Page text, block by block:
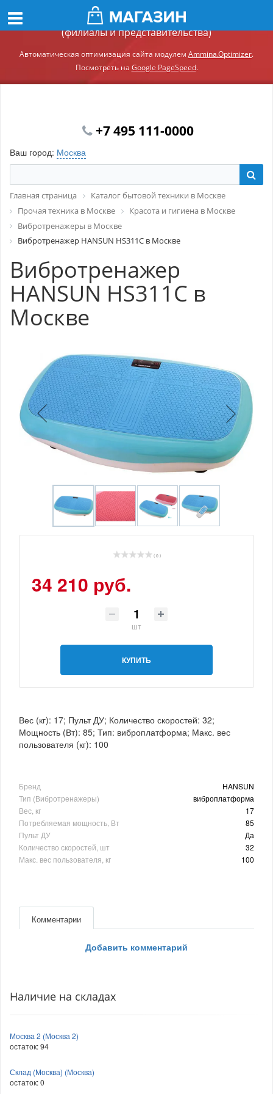
Демонстрационный сайт модуля Ammina.Регионы
(филиалы и представительства)
Автоматическая оптимизация сайта модулем Ammina.Optimizer.
Посмотреть на Google PageSpeed.
+7 495 111-0000
Ваш город: Москва
Главная страница
Каталог бытовой техники в Москве
Прочая техника в Москве
Красота и гигиена в Москве
Вибротренажеры в Москве
Вибротренажер HANSUN HS311C в Москве
Вибротренажер
HANSUN HS311C в
Москве
( 0 )
34 210 руб.
шт
КУПИТЬ
Вес (кг): 17; Пульт ДУ; Количество скоростей: 32;
Мощность (Вт): 85; Тип: виброплатформа; Макс. вес
пользователя (кг): 100
Бренд
HANSUN
Тип (Вибротренажеры)
виброплатформа
Вес, кг
17
Потребляемая мощность, Вт
85
Пульт ДУ
Да
Количество скоростей, шт
32
Макс. вес пользователя, кг
100
Комментарии
Добавить комментарий
Наличие на складах
Москва 2 (Москва 2)
остаток:94
Склад (Москва) (Москва)
остаток:0